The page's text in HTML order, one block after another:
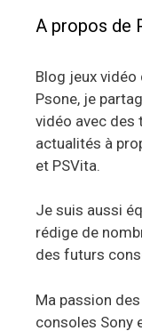
A propos de
Blog jeux vidéo
Psone, je
vidéo avec des
actualités à
et PSVita.
Je suis aussi
rédige de
des futurs
Ma passion
consoles Sony